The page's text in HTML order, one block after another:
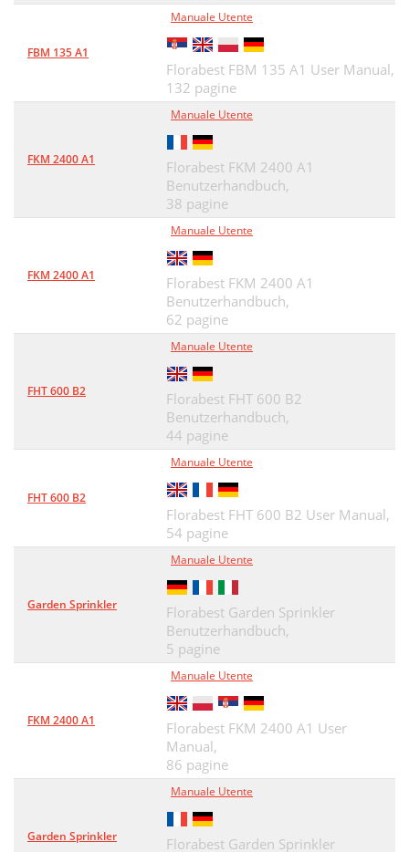
FBM 135 A1
Manuale Utente
Florabest FBM 135 A1 User Manual,
132 pagine
FKM 2400 A1
Manuale Utente
Florabest FKM 2400 A1
Benutzerhandbuch,
38 pagine
FKM 2400 A1
Manuale Utente
Florabest FKM 2400 A1
Benutzerhandbuch,
62 pagine
FHT 600 B2
Manuale Utente
Florabest FHT 600 B2
Benutzerhandbuch,
44 pagine
FHT 600 B2
Manuale Utente
Florabest FHT 600 B2 User Manual,
54 pagine
Garden Sprinkler
Manuale Utente
Florabest Garden Sprinkler
Benutzerhandbuch,
5 pagine
FKM 2400 A1
Manuale Utente
Florabest FKM 2400 A1 User
Manual,
86 pagine
Garden Sprinkler
Manuale Utente
Florabest Garden Sprinkler